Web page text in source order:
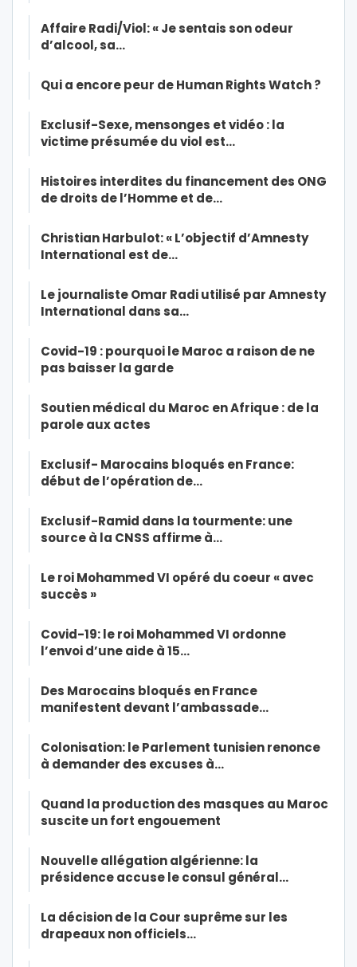
Affaire Radi/Viol: « Je sentais son odeur
d’alcool, sa…
Qui a encore peur de Human Rights Watch ?
Exclusif-Sexe, mensonges et vidéo : la
victime présumée du viol est…
Histoires interdites du financement des ONG
de droits de l’Homme et de…
Christian Harbulot: « L’objectif d’Amnesty
International est de…
Le journaliste Omar Radi utilisé par Amnesty
International dans sa…
Covid-19 : pourquoi le Maroc a raison de ne
pas baisser la garde
Soutien médical du Maroc en Afrique : de la
parole aux actes
Exclusif- Marocains bloqués en France:
début de l’opération de…
Exclusif-Ramid dans la tourmente: une
source à la CNSS affirme à…
Le roi Mohammed VI opéré du coeur « avec
succès »
Covid-19: le roi Mohammed VI ordonne
l’envoi d’une aide à 15…
Des Marocains bloqués en France
manifestent devant l’ambassade…
Colonisation: le Parlement tunisien renonce
à demander des excuses à…
Quand la production des masques au Maroc
suscite un fort engouement
Nouvelle allégation algérienne: la
présidence accuse le consul général…
La décision de la Cour suprême sur les
drapeaux non officiels…